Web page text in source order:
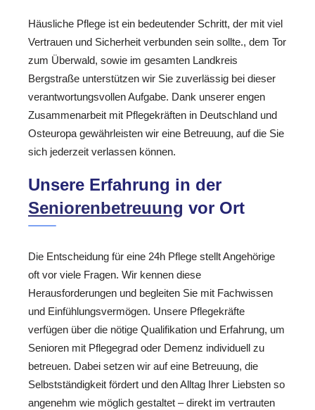
Häusliche Pflege ist ein bedeutender Schritt, der mit viel
Vertrauen und Sicherheit verbunden sein sollte., dem Tor
zum Überwald, sowie im gesamten Landkreis
Bergstraße unterstützen wir Sie zuverlässig bei dieser
verantwortungsvollen Aufgabe. Dank unserer engen
Zusammenarbeit mit Pflegekräften in Deutschland und
Osteuropa gewährleisten wir eine Betreuung, auf die Sie
sich jederzeit verlassen können.
Unsere Erfahrung in der
Seniorenbetreuung vor Ort
Die Entscheidung für eine 24h Pflege stellt Angehörige
oft vor viele Fragen. Wir kennen diese
Herausforderungen und begleiten Sie mit Fachwissen
und Einfühlungsvermögen. Unsere Pflegekräfte
verfügen über die nötige Qualifikation und Erfahrung, um
Senioren mit Pflegegrad oder Demenz individuell zu
betreuen. Dabei setzen wir auf eine Betreuung, die
Selbstständigkeit fördert und den Alltag Ihrer Liebsten so
angenehm wie möglich gestaltet – direkt im vertrauten